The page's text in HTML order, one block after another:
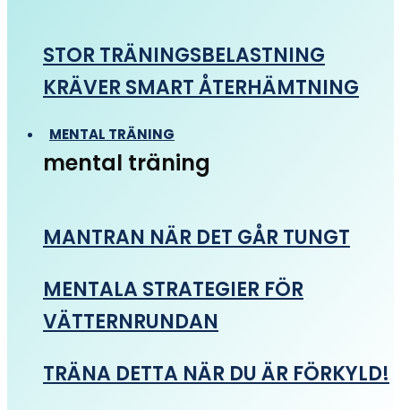
STOR TRÄNINGSBELASTNING
KRÄVER SMART ÅTERHÄMTNING
MENTAL TRÄNING
mental träning
MANTRAN NÄR DET GÅR TUNGT
MENTALA STRATEGIER FÖR
VÄTTERNRUNDAN
TRÄNA DETTA NÄR DU ÄR FÖRKYLD!